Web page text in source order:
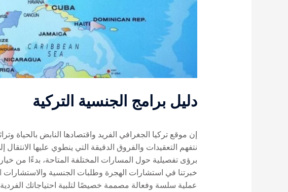
دليل برامج الجنسية التركية
نتفهم التعقيدات والفروق الدقيقة التي ينطوي عليها
برؤى تفصيلية حول المسارات المختلفة المتاحة، بدءًا من
خبرتنا في استشارات الهجرة وطلبات الجنسية والاستشارات
عملية سلسة وفعالة مصممة خصيصًا لتلبية احتياجاتك